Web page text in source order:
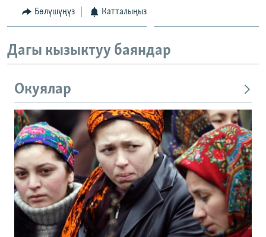
Бөлүшүңүз Катталыңыз
Дагы кызыктуу баяндар
Окуялар